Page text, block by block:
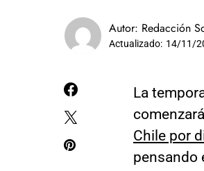
Autor: Redacción
Actualizado: 14/11/
La
Chile por
pensando